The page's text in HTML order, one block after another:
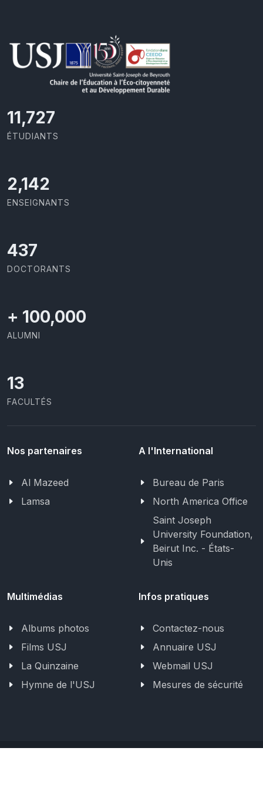
11,727
ÉTUDIANTS
2,142
ENSEIGNANTS
437
DOCTORANTS
+ 100,000
ALUMNI
13
FACULTÉS
Nos partenaires
Al Mazeed
Lamsa
A l'International
Bureau de Paris
North America Office
Saint Joseph
University Foundation,
Beirut Inc. - États-
Unis
Multimédias
Albums photos
Films USJ
La Quinzaine
Hymne de l'USJ
Infos pratiques
Contactez-nous
Annuaire USJ
Webmail USJ
Mesures de sécurité